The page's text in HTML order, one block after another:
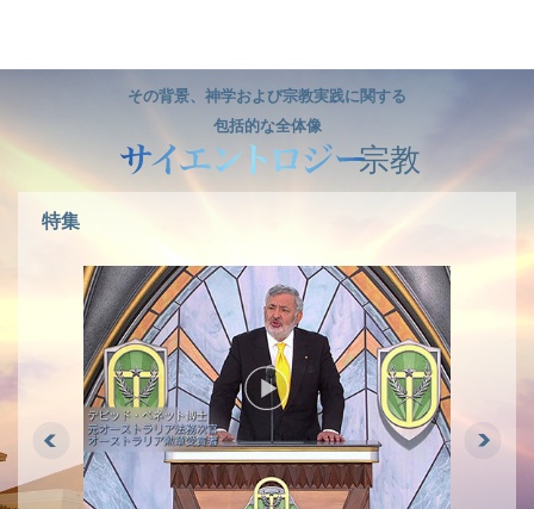
メ
その背景、神学および宗教実践に関する
包括的な全体像
宗教
特集